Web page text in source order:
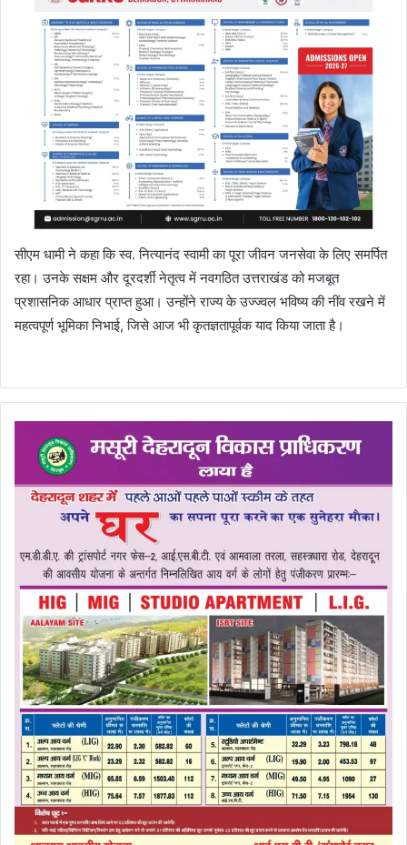
सीएम धामी ने कहा कि स्व. नित्यानंद स्वामी का पूरा जीवन जनसेवा के लिए समर्पित
रहा। उनके सक्षम और दूरदर्शी नेतृत्व में नवगठित उत्तराखंड को मजबूत
प्रशासनिक आधार प्राप्त हुआ। उन्होंने राज्य के उज्ज्वल भविष्य की नींव रखने में
महत्वपूर्ण भूमिका निभाई, जिसे आज भी कृतज्ञतापूर्वक याद किया जाता है।